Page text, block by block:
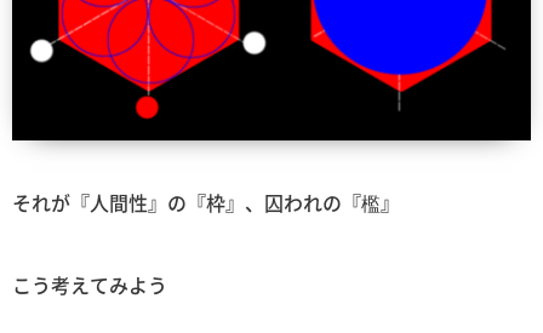
それが『人間性』の『枠』、囚われの『檻』
こう考えてみよう